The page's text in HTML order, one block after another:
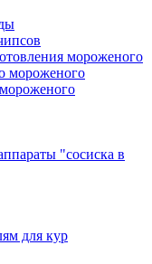
мороженого
мороженого
"сосиска в
для кур